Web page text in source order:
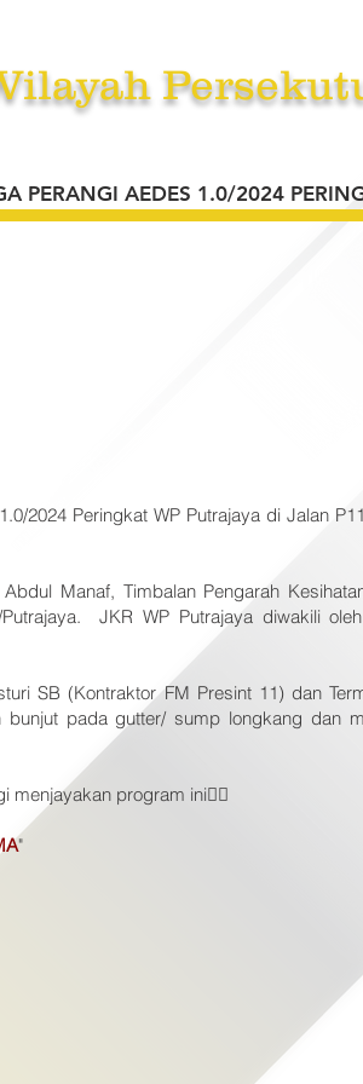
PERANGI AEDES 1.0/2024
2024 Peringkat WP Putrajaya di Jalan
Manaf, Timbalan Pengarah
JKR WP Putrajaya diwakili
SB (Kontraktor FM Presint 11) dan
bunjut pada gutter/ sump longkang dan
program ini👍🏼
"